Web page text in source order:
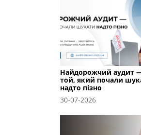
Найдорожчий аудит
той, який почали
надто пізно
30-07-2026